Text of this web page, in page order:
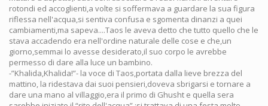
rotondi ed accoglienti,a volte si soffermava a guardare la sua figura
riflessa nell'acqua,si sentiva confusa e sgomenta dinanzi a quei
cambiamenti,ma sapeva....Taos le aveva detto che tutto quello che le
stava accadendo era nell'ordine naturale delle cose e che,un
giorno,semmai lo avesse desiderato,il suo corpo le avrebbe
permesso di dare alla luce un bambino.
-”Khalida,Khalida!”- la voce di Taos,portata dalla lieve brezza del
mattino, la ridestava dai suoi pensieri,doveva sbrigarsi e tornare a
dare una mano al villaggio,era il primo di Ghusht e quella sera